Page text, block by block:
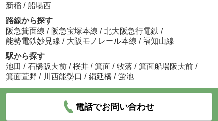
新稲 / 船場西
路線から探す
阪急箕面線 / 阪急宝塚本線 / 北大阪急行電鉄 /
能勢電鉄妙見線 / 大阪モノレール本線 / 福知山線
駅から探す
池田 / 石橋阪大前 / 桜井 / 箕面 / 牧落 / 箕面船場阪大前 /
箕面萱野 / 川西能勢口 / 絹延橋 / 蛍池
電話でお問い合わせ